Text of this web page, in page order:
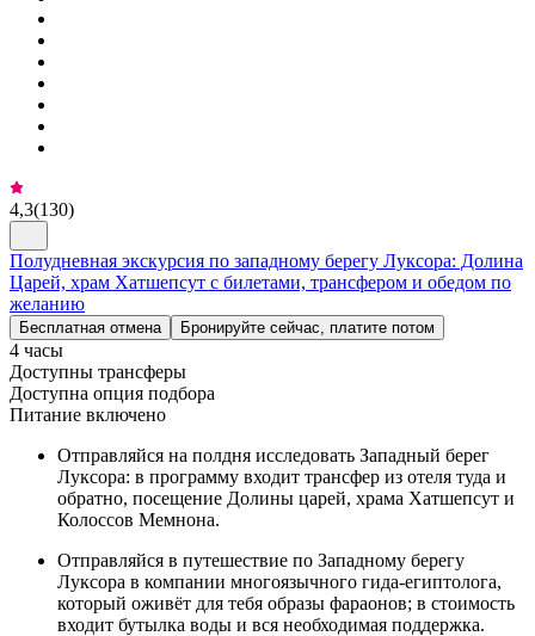
4,3(130)
Полудневная экскурсия по западному берегу Луксора: Долина
Царей, храм Хатшепсут с билетами, трансфером и обедом по
желанию
Бесплатная отмена Бронируйте сейчас, платите потом
4 часы
Доступны трансферы
Доступна опция подбора
Питание включено
Отправляйся на полдня исследовать Западный берег
Луксора: в программу входит трансфер из отеля туда и
обратно, посещение Долины царей, храма Хатшепсут и
Колоссов Мемнона.
Отправляйся в путешествие по Западному берегу
Луксора в компании многоязычного гида-египтолога,
который оживёт для тебя образы фараонов; в стоимость
входит бутылка воды и вся необходимая поддержка.